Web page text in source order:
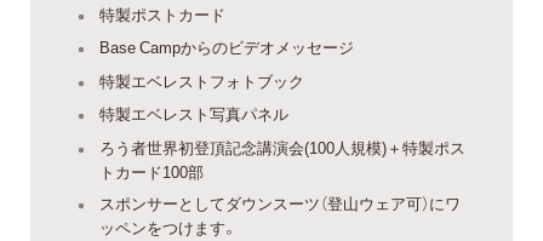
特製ポストカード
Base Campからのビデオメッセージ
特製エベレストフォトブック
特製エベレスト写真パネル
ろう者世界初登頂記念講演会(100人規模)＋特製ポス
トカード100部
スポンサーとしてダウンスーツ（登山ウェア可）にワ
ッペンをつけます。